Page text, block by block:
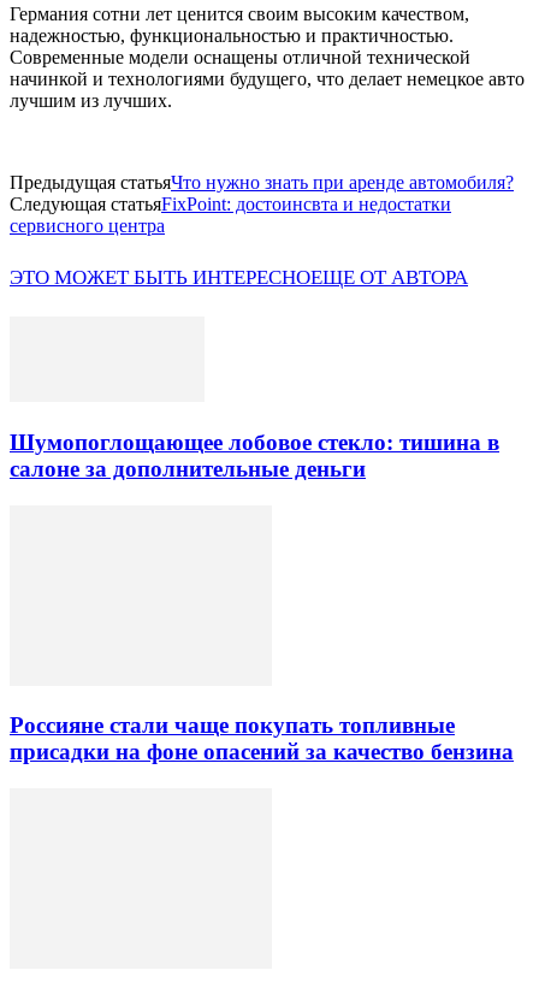
Германия сотни лет ценится своим высоким качеством,
надежностью, функциональностью и практичностью.
Современные модели оснащены отличной технической
начинкой и технологиями будущего, что делает немецкое авто
лучшим из лучших.
Предыдущая статьяЧто нужно знать при аренде автомобиля?
Следующая статьяFixPoint: достоинсвта и недостатки
сервисного центра
ЭТО МОЖЕТ БЫТЬ ИНТЕРЕСНОЕЩЕ ОТ АВТОРА
Шумопоглощающее лобовое стекло: тишина в
салоне за дополнительные деньги
Россияне стали чаще покупать топливные
присадки на фоне опасений за качество бензина